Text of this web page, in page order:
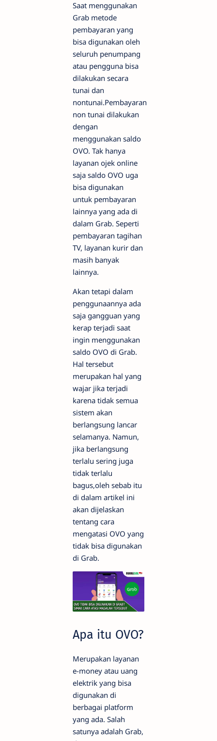
Saat menggunakan
Grab metode
pembayaran yang
bisa digunakan oleh
seluruh penumpang
atau pengguna bisa
dilakukan secara
tunai dan
nontunai.Pembayaran
non tunai dilakukan
dengan
menggunakan saldo
OVO. Tak hanya
layanan ojek online
saja saldo OVO uga
bisa digunakan
untuk pembayaran
lainnya yang ada di
dalam Grab. Seperti
pembayaran tagihan
TV, layanan kurir dan
masih banyak
lainnya.
Akan tetapi dalam
penggunaannya ada
saja gangguan yang
kerap terjadi saat
ingin menggunakan
saldo OVO di Grab.
Hal tersebut
merupakan hal yang
wajar jika terjadi
karena tidak semua
sistem akan
berlangsung lancar
selamanya. Namun,
jika berlangsung
terlalu sering juga
tidak terlalu
bagus,oleh sebab itu
di dalam artikel ini
akan dijelaskan
tentang cara
mengatasi OVO yang
tidak bisa digunakan
di Grab.
Apa itu OVO?
Merupakan layanan
e-money atau uang
elektrik yang bisa
digunakan di
berbagai platform
yang ada. Salah
satunya adalah Grab,